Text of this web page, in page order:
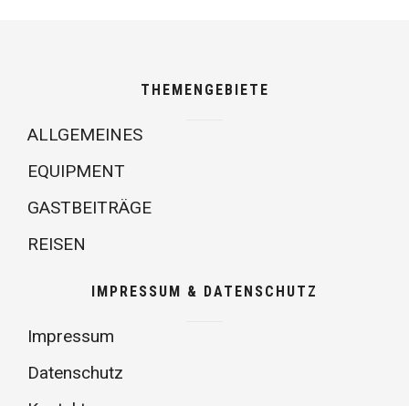
THEMENGEBIETE
ALLGEMEINES
EQUIPMENT
GASTBEITRÄGE
REISEN
IMPRESSUM & DATENSCHUTZ
Impressum
Datenschutz